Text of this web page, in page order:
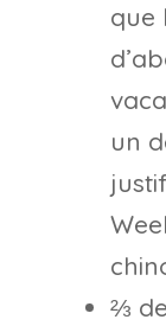
que
un
⅔